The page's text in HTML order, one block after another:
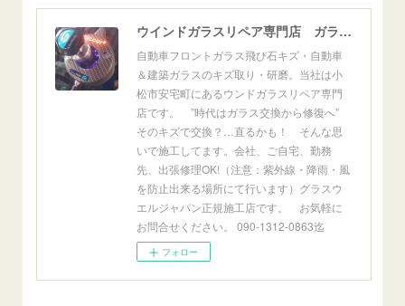
ウインドガラスリペア専門店 ガラスリペア・ヨシダ グラスウェルドジャパン 正規施工店 小松市
自動車フロントガラス飛び石キズ・自動車
＆建築ガラスのキズ取り・研磨。当社は小
松市安宅町にあるウンドガラスリペア専門
店です。 ”時代はガラス交換から修復へ”
そのキズで交換？…直るかも！ そんな思
いで施工してます。会社、ご自宅、勤務
先、出張修理OK!（注意：紫外線・降雨・風
を防止出来る場所にて行います）グラスウ
エルジャパン正規施工店です。 お気軽に
お問合せください。 090-1312-0863迄
フォロー